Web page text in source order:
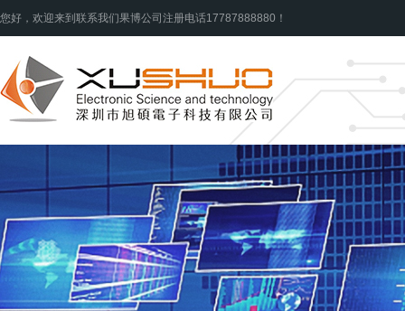
您好，欢迎来到联系我们果博公司注册电话17787888880！